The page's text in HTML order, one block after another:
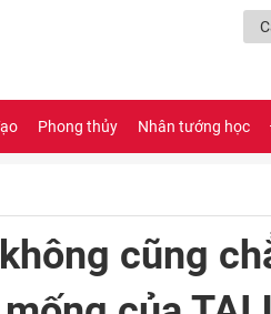
Phong thủy Nhân tướng học
cũng